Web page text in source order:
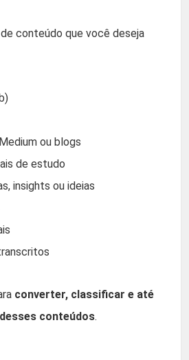
conteúdo que você deseja
ou blogs
de estudo
insights ou ideias
converter, classificar e até
conteúdos.